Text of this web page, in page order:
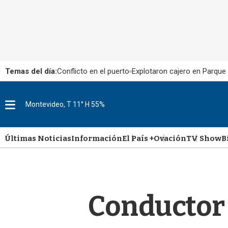
Temas del día:Conflicto en el puerto Explotaron cajero en
M
u
Montevideo, T 11° H 55%
Últimas NoticiasInformaciónEl País +OvaciónTV Show